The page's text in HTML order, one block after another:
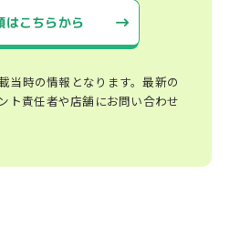
はこちらから
当時の情報となります。最新の
ト責任者や店舗にお問い合わせ